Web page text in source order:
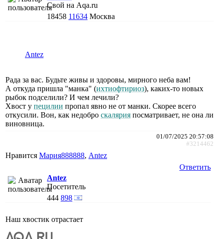
Свой на Aqa.ru
18458 11634 Москва
Antez
Рада за вас. Будьте живы и здоровы, мирного неба вам!
А откуда пришла "манка" (ихтиофтириоз), каких-то новых
рыбок подселили? И чем лечили?
Хвост у пецилии пропал явно не от манки. Скорее всего
откусили. Вон, как недобро скалярия посматривает, не она ли
виновница.
01/07/2025 20:57:08
#3214462
Нравится Мария888888, Antez
Ответить
Antez
Посетитель
444 898
Наш хвостик отрастает